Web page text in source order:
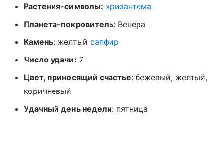
Растения-символы: хризантема
Планета-покровитель: Венера
Камень: желтый сапфир
Число удачи: 7
Цвет, приносящий счастье: бежевый, желтый,
коричневый
Удачный день недели: пятница